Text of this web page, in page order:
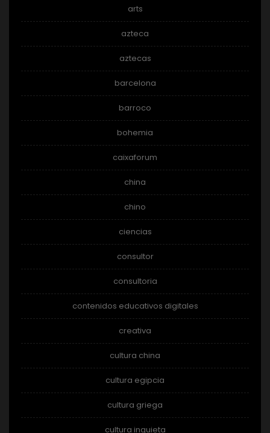
arts
azteca
aztecas
barcelona
barroco
bohemia
caixaforum
china
chino
ciencias
consultor
consultoria
contenidos educativos digitales
creativa
cultura china
cultura egipcia
cultura griega
cultura inquieta